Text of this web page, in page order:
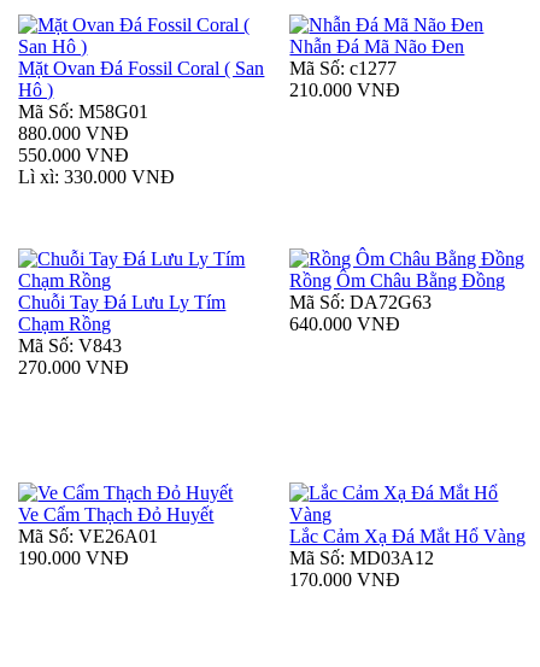
Mặt Ovan Đá Fossil Coral ( San
Hô )
Mã Số: M58G01
880.000 VNĐ
550.000 VNĐ
Lì xì: 330.000 VNĐ
Nhẫn Đá Mã Não Đen
Mã Số: c1277
210.000 VNĐ
Chuỗi Tay Đá Lưu Ly Tím
Chạm Rồng
Mã Số: V843
270.000 VNĐ
Rồng Ôm Châu Bằng Đồng
Mã Số: DA72G63
640.000 VNĐ
Ve Cẩm Thạch Đỏ Huyết
Mã Số: VE26A01
190.000 VNĐ
Lắc Cảm Xạ Đá Mắt Hổ Vàng
Mã Số: MD03A12
170.000 VNĐ